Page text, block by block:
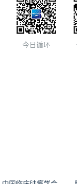
今日循环